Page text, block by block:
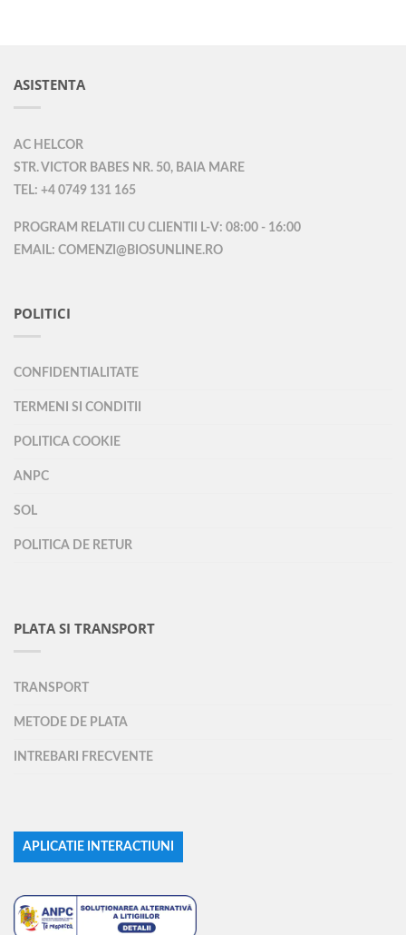
ASISTENTA
AC HELCOR
STR. VICTOR BABES NR. 50, BAIA MARE
TEL: +4 0749 131 165
PROGRAM RELATII CU CLIENTII L-V: 08:00 - 16:00
EMAIL: COMENZI@BIOSUNLINE.RO
POLITICI
CONFIDENTIALITATE
TERMENI SI CONDITII
POLITICA COOKIE
ANPC
SOL
POLITICA DE RETUR
PLATA SI TRANSPORT
TRANSPORT
METODE DE PLATA
INTREBARI FRECVENTE
APLICATIE INTERACTIUNI